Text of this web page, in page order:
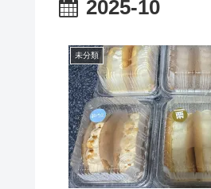
2025-10
未分類